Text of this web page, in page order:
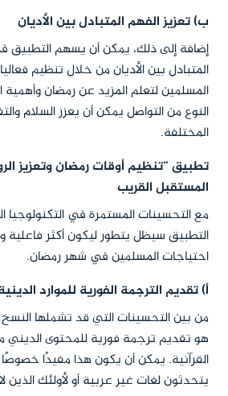
ب) تعزيز الفهم المتبادل بين الأديان
إضافة إلى ذلك، يمكن أن يسهم التطبيق
المتبادل بين الأديان من خلال تنظيم
المسلمين لتعلم المزيد عن رمضان
النوع من التواصل يمكن أن يعزز السلام
المختلفة.
تطبيق “تنظيم أوقات رمضان وتعزيز
المستقبل القريب
مع التحسينات المستمرة في التكنولوجيا
التطبيق سيظل يتطور ليكون أكثر فاعلية
احتياجات المسلمين في شهر رمضان.
أ) تقديم الترجمة الفورية للموارد
من بين التحسينات التي قد تشملها
هو تقديم ترجمة فورية للمحتوى الديني
القرآنية. يمكن أن يكون هذا مفيدًا
يتحدثون لغات غير عربية أو لأولئك الذين